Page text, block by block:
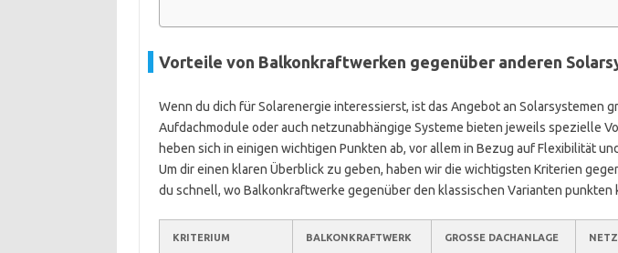
Vorteile von Balkonkraftwerken gegenüber anderen
Wenn du dich für Solarenergie interessierst, ist das Angebot an Solarsystemen
Aufdachmodule oder auch netzunabhängige Systeme bieten jeweils spezielle
heben sich in einigen wichtigen Punkten ab, vor allem in Bezug auf Flexibilität
Um dir einen klaren Überblick zu geben, haben wir die wichtigsten Kriterien
du schnell, wo Balkonkraftwerke gegenüber den klassischen Varianten punkten
KRITERIUM BALKONKRAFTWERK GROSSE DACHANLAGE